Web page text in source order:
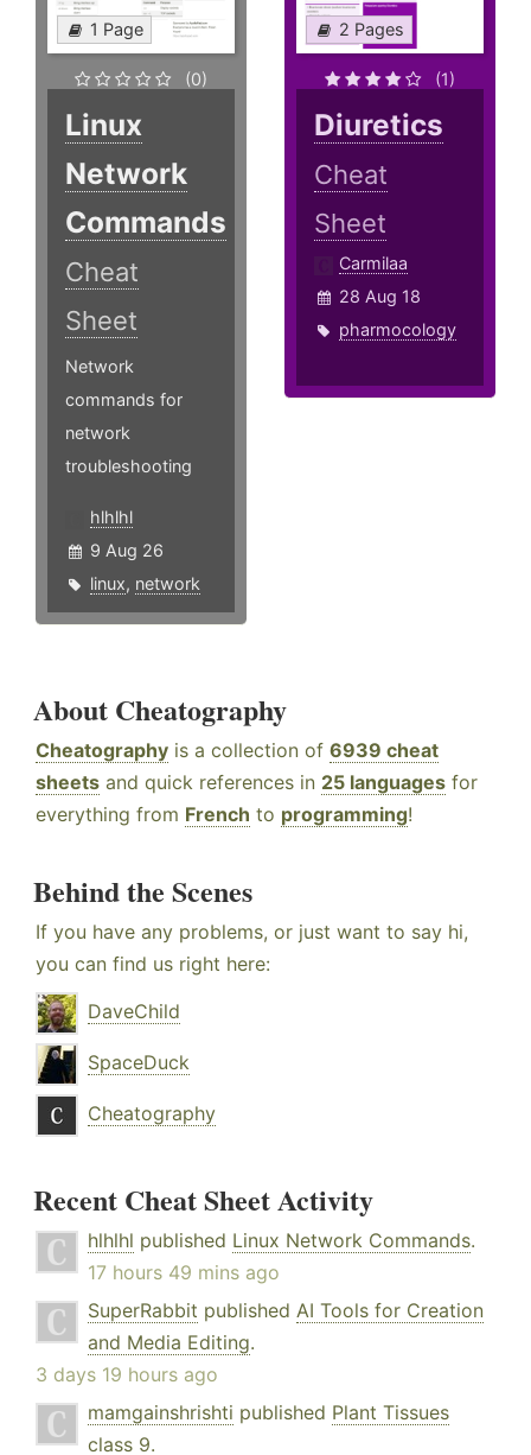
1 Page
(0)
Linux
Network
Commands
Cheat
Sheet
Network
commands for
network
troubleshooting
hlhlhl
9 Aug 26
linux, network
2 Pages
(1)
Diuretics
Cheat
Sheet
Carmilaa
28 Aug 18
pharmocology
About Cheatography
Cheatography is a collection of 6939 cheat
sheets and quick references in 25 languages for
everything from French to programming!
Behind the Scenes
If you have any problems, or just want to say hi,
you can find us right here:
DaveChild
SpaceDuck
Cheatography
Recent Cheat Sheet Activity
hlhlhl published Linux Network Commands.
17 hours 49 mins ago
SuperRabbit published AI Tools for Creation
and Media Editing.
3 days 19 hours ago
mamgainshrishti published Plant Tissues
class 9.